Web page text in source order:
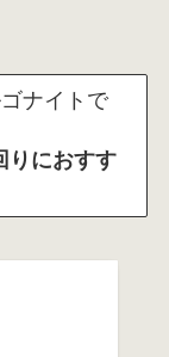
ナイトで
りにおすす